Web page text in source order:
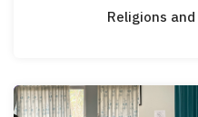
Religions